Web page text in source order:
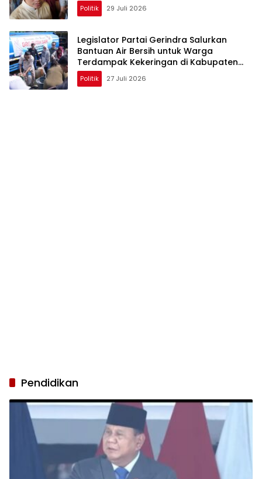
Politik 29 Juli 2026
Legislator Partai Gerindra Salurkan
Bantuan Air Bersih untuk Warga
Terdampak Kekeringan di Kabupaten
Bekasi
Politik 27 Juli 2026
Pendidikan